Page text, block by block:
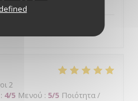
2
: 4/5 Μενού : 5/5 Ποιότητα /